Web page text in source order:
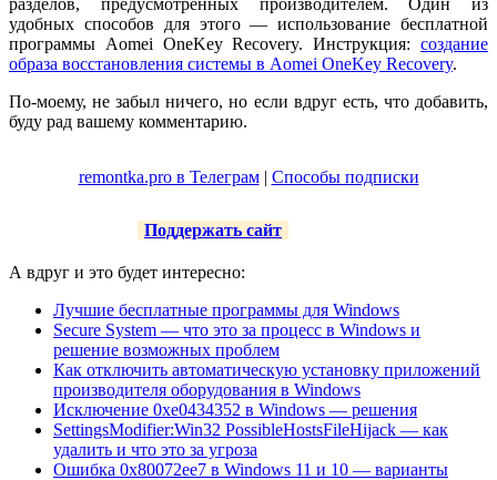
разделов, предусмотренных производителем. Один из
удобных способов для этого — использование бесплатной
программы Aomei OneKey Recovery. Инструкция: создание
образа восстановления системы в Aomei OneKey Recovery.
По-моему, не забыл ничего, но если вдруг есть, что добавить,
буду рад вашему комментарию.
remontka.pro в Телеграм| Способы подписки
Поддержать сайт
А вдруг и это будет интересно:
Лучшие бесплатные программы для Windows
Secure System — что это за процесс в Windows и
решение возможных проблем
Как отключить автоматическую установку приложений
производителя оборудования в Windows
Исключение 0xe0434352 в Windows — решения
SettingsModifier:Win32 PossibleHostsFileHijack — как
удалить и что это за угроза
Ошибка 0x80072ee7 в Windows 11 и 10 — варианты